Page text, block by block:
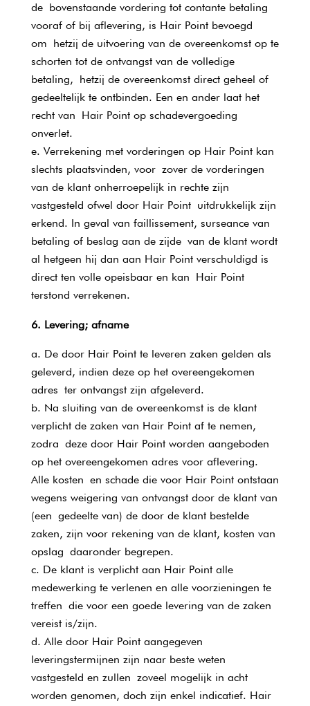
de bovenstaande vordering tot contante betaling
vooraf of bij aflevering, is Hair Point bevoegd
om hetzij de uitvoering van de overeenkomst op te
schorten tot de ontvangst van de volledige
betaling, hetzij de overeenkomst direct geheel of
gedeeltelijk te ontbinden. Een en ander laat het
recht van Hair Point op schadevergoeding
onverlet.
Verrekening met vorderingen op Hair Point kan
slechts plaatsvinden, voor zover de vorderingen
van de klant onherroepelijk in rechte zijn
vastgesteld ofwel door Hair Point uitdrukkelijk zijn
erkend. In geval van faillissement, surseance van
betaling of beslag aan de zijde van de klant wordt
al hetgeen hij dan aan Hair Point verschuldigd is
direct ten volle opeisbaar en kan Hair Point
terstond verrekenen.
6. Levering; afname
De door Hair Point te leveren zaken gelden als
geleverd, indien deze op het overeengekomen
adres ter ontvangst zijn afgeleverd.
Na sluiting van de overeenkomst is de klant
verplicht de zaken van Hair Point af te nemen,
zodra deze door Hair Point worden aangeboden
op het overeengekomen adres voor aflevering.
Alle kosten en schade die voor Hair Point ontstaan
wegens weigering van ontvangst door de klant van
(een gedeelte van) de door de klant bestelde
zaken, zijn voor rekening van de klant, kosten van
opslag daaronder begrepen.
De klant is verplicht aan Hair Point alle
medewerking te verlenen en alle voorzieningen te
treffen die voor een goede levering van de zaken
vereist is/zijn.
Alle door Hair Point aangegeven
leveringstermijnen zijn naar beste weten
vastgesteld en zullen zoveel mogelijk in acht
worden genomen, doch zijn enkel indicatief. Hair